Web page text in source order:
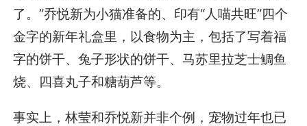
了。”乔悦新为小猫准备的、印有“人喵共旺”四个
金字的新年礼盒里，以食物为主，包括了写着福
字的饼干、兔子形状的饼干、马苏里拉芝士鲷鱼
烧、四喜丸子和糖葫芦等。
事实上，林莹和乔悦新并非个例，宠物过年也已